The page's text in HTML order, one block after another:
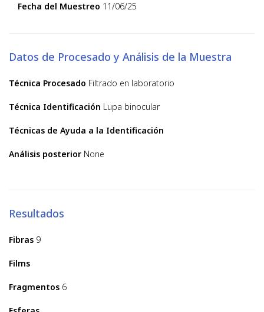
Fecha del Muestreo 11/06/25
Datos de Procesado y Análisis de la Muestra
Técnica Procesado Filtrado en laboratorio
Técnica Identificación Lupa binocular
Técnicas de Ayuda a la Identificación
Análisis posterior None
Resultados
Fibras 9
Films
Fragmentos 6